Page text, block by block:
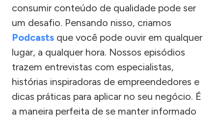
consumir conteúdo de qualidade pode ser
um desafio. Pensando nisso, criamos
Podcasts que você pode ouvir em qualquer
lugar, a qualquer hora. Nossos episódios
trazem entrevistas com especialistas,
histórias inspiradoras de empreendedores e
dicas práticas para aplicar no seu negócio. É
a maneira perfeita de se manter informado